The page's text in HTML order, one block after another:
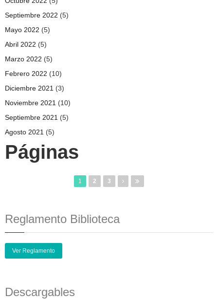
Septiembre 2022 (5)
Mayo 2022 (5)
Abril 2022 (5)
Marzo 2022 (5)
Febrero 2022 (10)
Diciembre 2021 (3)
Noviembre 2021 (10)
Septiembre 2021 (5)
Agosto 2021 (5)
Páginas
1 2 3
Reglamento Biblioteca
Ver Reglamento
Descargables